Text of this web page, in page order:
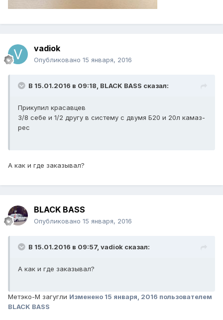
vadiok
Опубликовано 15 января, 2016
В 15.01.2016 в 09:18, BLACK BASS сказал:
Прикупил красавцев
3/8 себе и 1/2 другу в систему с двумя Б20 и 20л камаз-
рес
А как и где заказывал?
BLACK BASS
Опубликовано 15 января, 2016
В 15.01.2016 в 09:57, vadiok сказал:
А как и где заказывал?
Метэко-М загугли Изменено 15 января, 2016 пользователем
BLACK BASS